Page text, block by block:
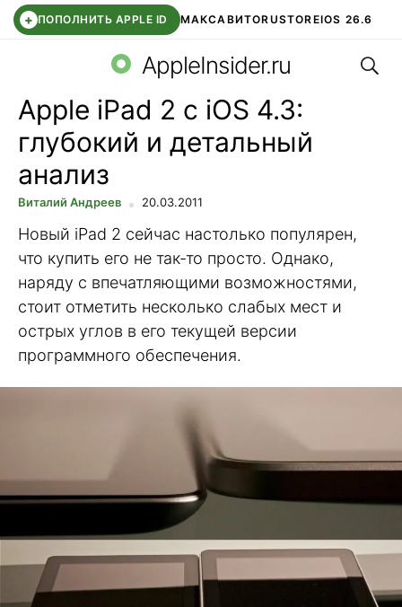
+ ПОПОЛНИТЬ APPLE ID МАКСАВИТОRUSTOREIOS 26.6
СБЕР КИДС ВТБ ОНЛАЙН ЧАТ В ROBLOX
AppleInsider.ru
Apple iPad 2 с iOS 4.3:
глубокий и детальный
анализ
Виталий Андреев 20.03.2011
Новый iPad 2 сейчас настолько популярен,
что купить его не так-то просто. Однако,
наряду с впечатляющими возможностями,
стоит отметить несколько слабых мест и
острых углов в его текущей версии
программного обеспечения.